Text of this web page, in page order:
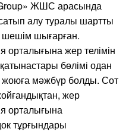
ЖШС арасында
алу туралы шартты
шығарған.
орталығына жер телімін
қатынастары бөлімі одан
жоюға мәжбүр болды. Сот
жер
орталығына
тұрғындары